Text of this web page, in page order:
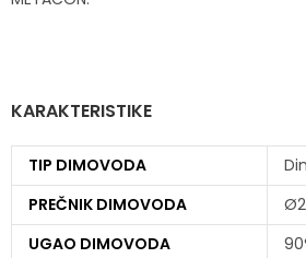
KARAKTERISTIKE
TIP DIMOVODA
PREČNIK DIMOVODA
UGAO DIMOVODA